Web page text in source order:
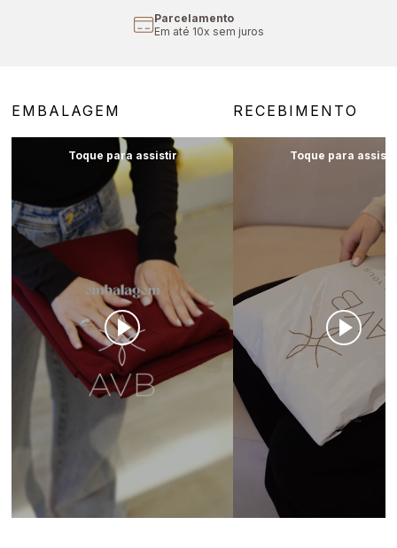
Parcelamento
Em até 10x sem juros
EMBALAGEM RECEBIMENTO